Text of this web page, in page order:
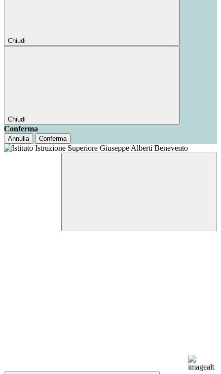
Chiudi
Chiudi
Conferma
Annulla Conferma